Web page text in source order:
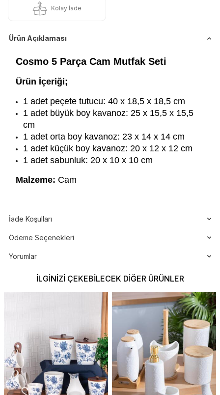
Kolay İade
Ürün Açıklaması
Cosmo 5 Parça Cam Mutfak Seti
Ürün İçeriği;
1 adet peçete tutucu: 40 x 18,5 x 18,5 cm
1 adet büyük boy kavanoz: 25 x 15,5 x 15,5
cm
1 adet orta boy kavanoz: 23 x 14 x 14 cm
1 adet küçük boy kavanoz: 20 x 12 x 12 cm
1 adet sabunluk: 20 x 10 x 10 cm
Malzeme: Cam
İade Koşulları
Ödeme Seçenekleri
Yorumlar
İLGINIZI ÇEKEBILECEK DIĞER ÜRÜNLER